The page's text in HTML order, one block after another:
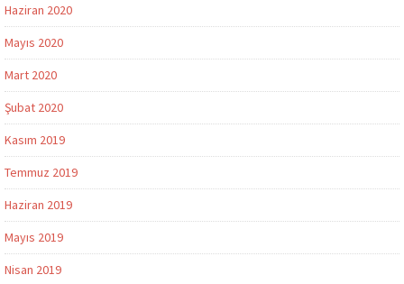
Haziran 2020
Mayıs 2020
Mart 2020
Şubat 2020
Kasım 2019
Temmuz 2019
Haziran 2019
Mayıs 2019
Nisan 2019